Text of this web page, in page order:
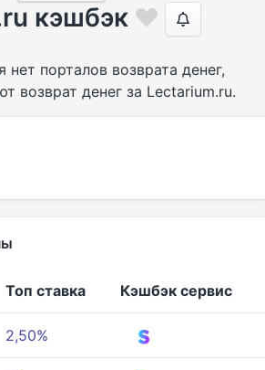
кэшбэк
порталов возврата денег,
возврат денег за Lectarium.ru.
Топ ставка Кэшбэк сервис
2,50%